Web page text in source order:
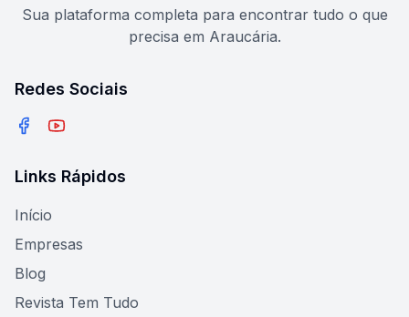
Sua plataforma completa para encontrar tudo o que
precisa em Araucária.
Redes Sociais
Links Rápidos
Início
Empresas
Blog
Revista Tem Tudo